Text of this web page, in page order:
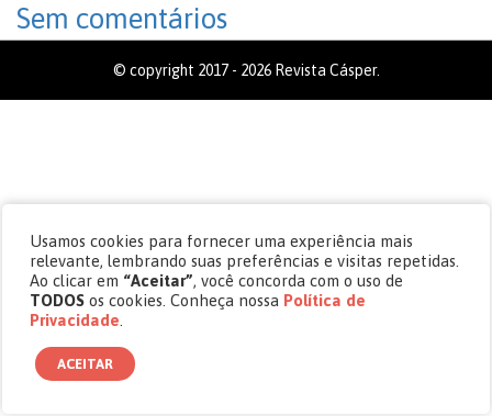
Sem comentários
© copyright 2017 - 2026 Revista Cásper.
Usamos cookies para fornecer uma experiência mais
relevante, lembrando suas preferências e visitas repetidas.
Ao clicar em “Aceitar”, você concorda com o uso de
TODOS os cookies. Conheça nossa Política de
Privacidade
ACEITAR